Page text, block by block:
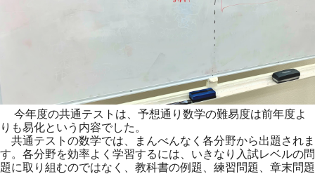
今年度の共通テストは、予想通り数学の難易度は前年度よ
りも易化という内容でした。
共通テストの数学では、まんべんなく各分野から出題されま
す。各分野を効率よく学習するには、いきなり入試レベルの問
題に取り組むのではなく、教科書の例題、練習問題、章末問題